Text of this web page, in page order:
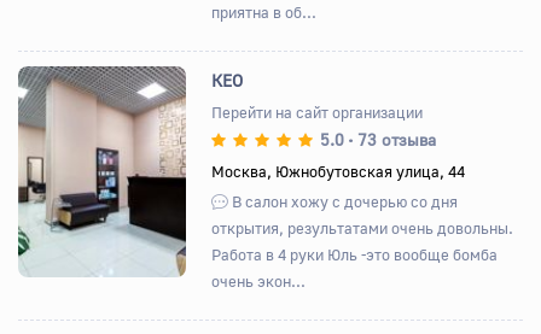
приятна в об...
Вперед
КЕО
Перейти на сайт организации
5.0 • 73 отзыва
Москва, Южнобутовская улица, 44
В салон хожу с дочерью со дня
открытия, результатами очень довольны.
Работа в 4 руки Юль -это вообще бомба
очень экон...